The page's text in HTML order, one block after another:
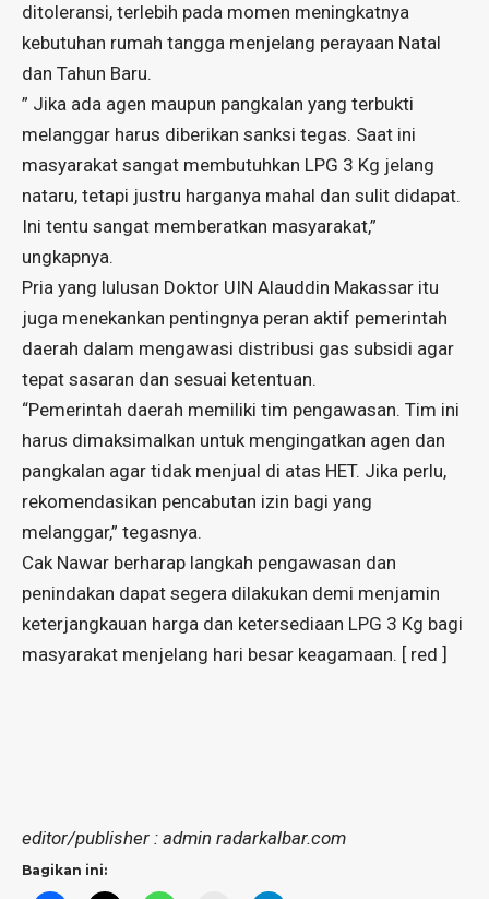
ditoleransi, terlebih pada momen meningkatnya
kebutuhan rumah tangga menjelang perayaan Natal
dan Tahun Baru.
” Jika ada agen maupun pangkalan yang terbukti
melanggar harus diberikan sanksi tegas. Saat ini
masyarakat sangat membutuhkan LPG 3 Kg jelang
nataru, tetapi justru harganya mahal dan sulit didapat.
Ini tentu sangat memberatkan masyarakat,”
ungkapnya.
Pria yang lulusan Doktor UIN Alauddin Makassar itu
juga menekankan pentingnya peran aktif pemerintah
daerah dalam mengawasi distribusi gas subsidi agar
tepat sasaran dan sesuai ketentuan.
“Pemerintah daerah memiliki tim pengawasan. Tim ini
harus dimaksimalkan untuk mengingatkan agen dan
pangkalan agar tidak menjual di atas HET. Jika perlu,
rekomendasikan pencabutan izin bagi yang
melanggar,” tegasnya.
Cak Nawar berharap langkah pengawasan dan
penindakan dapat segera dilakukan demi menjamin
keterjangkauan harga dan ketersediaan LPG 3 Kg bagi
masyarakat menjelang hari besar keagamaan. [ red ]
editor/publisher : admin radarkalbar.com
Bagikan ini: